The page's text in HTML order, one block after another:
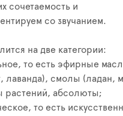
сочетаемость и
со звучанием.
на две категории:
то есть эфирные
лаванда), смолы (ладан,
растений, абсолюты;
то есть